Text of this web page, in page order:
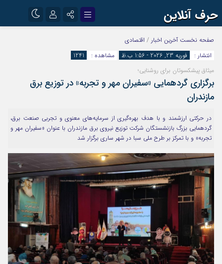
حرف آنلاین
اینستاگرام
آپارات
رمز عبور
مرا به خاطر بسپار
صفحه نخست آخرین اخبار / اقتصادی
انتشار :
فوریه 23, 2026 - 1:56 ب.ظ مشاهده :
1241
میثاق پیشکسوتان برای روشنایی؛
برگزاری گردهمایی «سفیران مهر و تجربه» در توزیع برق
مازندران
در حرکتی ارزشمند و با هدف بهره‌گیری از سرمایه‌های معنوی و تجربی صنعت برق،
گردهمایی بزرگ بازنشستگان شرکت توزیع نیروی برق مازندران با عنوان «سفیران مهر و
تجربه» و با تمرکز بر طرح ملی سبا در شهر ساری برگزار شد